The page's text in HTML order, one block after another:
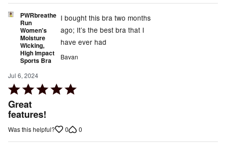
PWRbreathe
Run
Women's
Moisture
Wicking,
High Impact
Sports Bra
Jul 6, 2024
Rated
5
out
Great
features!
I bought this bra two months
ago; It’s the best bra that I
have ever had
Bavan
Was this helpful? 0 0